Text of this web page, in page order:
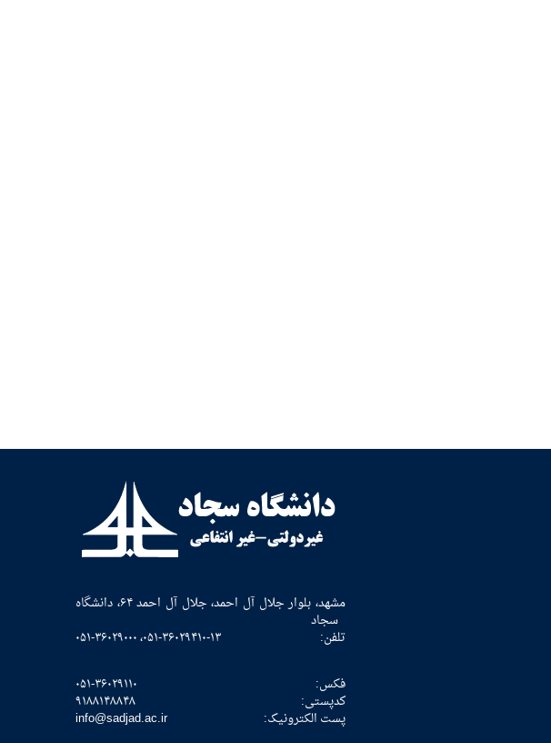
مشهد، بلوار جلال آل احمد، جلال آل احمد ۶۴، دانشگاه
سجاد
تلفن: ۰۵۱-۳۶۰۲۹۴۱۰-۱۳، ۰۵۱-۳۶۰۲۹۰۰۰
فکس: ۰۵۱-۳۶۰۲۹۱۱۰
كدپستی: ۹۱۸۸۱۴۸۸۴۸
پست الکترونیک: info@sadjad.ac.ir